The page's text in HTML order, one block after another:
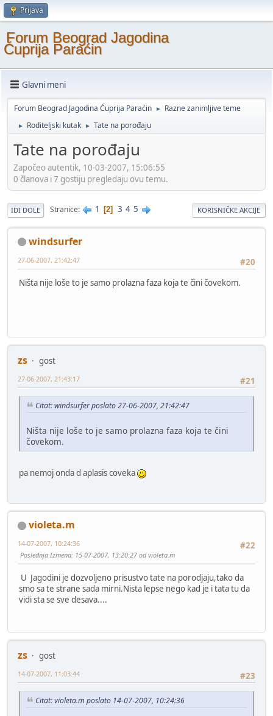
Prijava
Forum Beograd Jagodina
Ćuprija Paraćin
Glavni meni
Forum Beograd Jagodina Ćuprija Paraćin ► Razne zanimljive teme
► Roditeljski kutak ► Tate na porođaju
Tate na porođaju
Započeo autentik, 10-03-2007, 15:06:55
0 članova i 7 gostiju pregledaju ovu temu.
IDI DOLE Stranice 1 2 3 4 5 KORISNIČKE AKCIJE
windsurfer
#20
27-06-2007, 21:42:47
Ništa nije loše to je samo prolazna faza koja te čini čovekom.
zs
gost
#21
27-06-2007, 21:43:17
Citat: windsurfer poslato 27-06-2007, 21:42:47
Ništa nije loše to je samo prolazna faza koja te čini
čovekom.
pa nemoj onda d aplasis coveka
violeta.m
#22
14-07-2007, 10:24:36
Poslednja Izmena: 15-07-2007, 13:20:27 od violeta.m
U Jagodini je dozvoljeno prisustvo tate na porodjaju,tako da
smo sa te strane sada mirni.Nista lepse nego kad je i tata tu da
vidi sta se sve desava....
zs
gost
#23
14-07-2007, 11:03:44
Citat: violeta.m poslato 14-07-2007, 10:24:36